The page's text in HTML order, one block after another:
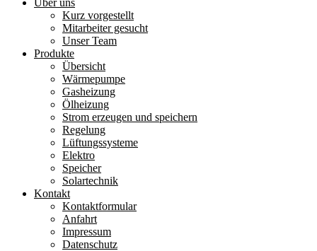
Über uns
Kurz vorgestellt
Mitarbeiter gesucht
Unser Team
Produkte
Übersicht
Wärmepumpe
Gasheizung
Ölheizung
Strom erzeugen und speichern
Regelung
Lüftungssysteme
Elektro
Speicher
Solartechnik
Kontakt
Kontaktformular
Anfahrt
Impressum
Datenschutz